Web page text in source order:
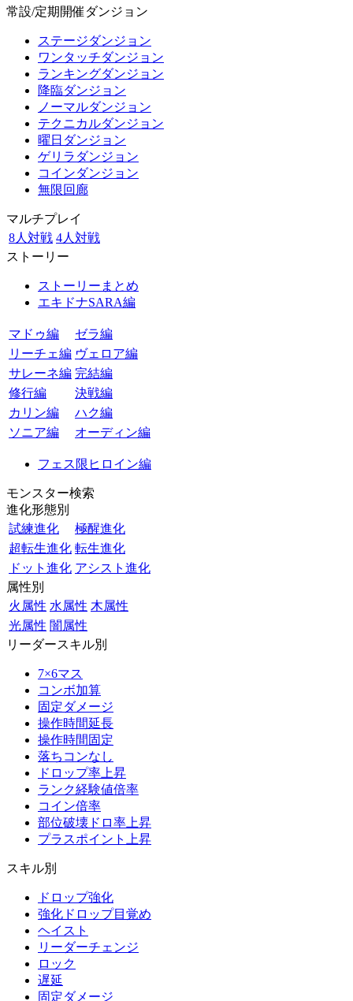
常設/定期開催ダンジョン
ステージダンジョン
ワンタッチダンジョン
ランキングダンジョン
降臨ダンジョン
ノーマルダンジョン
テクニカルダンジョン
曜日ダンジョン
ゲリラダンジョン
コインダンジョン
無限回廊
マルチプレイ
8人対戦 4人対戦
ストーリー
ストーリーまとめ
エキドナSARA編
マドゥ編
ゼラ編
リーチェ編 ヴェロア編
サレーネ編 完結編
修行編
決戦編
カリン編
ハク編
ソニア編
オーディン編
フェス限ヒロイン編
モンスター検索
進化形態別
試練進化
極醒進化
超転生進化 転生進化
ドット進化 アシスト進化
属性別
火属性 水属性 木属性
光属性 闇属性
リーダースキル別
7×6マス
コンボ加算
固定ダメージ
操作時間延長
操作時間固定
落ちコンなし
ドロップ率上昇
ランク経験値倍率
コイン倍率
部位破壊ドロ率上昇
プラスポイント上昇
スキル別
ドロップ強化
強化ドロップ目覚め
ヘイスト
リーダーチェンジ
ロック
遅延
固定ダメージ